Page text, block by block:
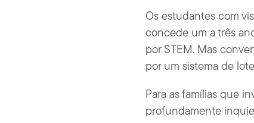
Os estudantes com
concede um a três
por STEM. Mas
por um sistema de
Para as famílias que
profundamente